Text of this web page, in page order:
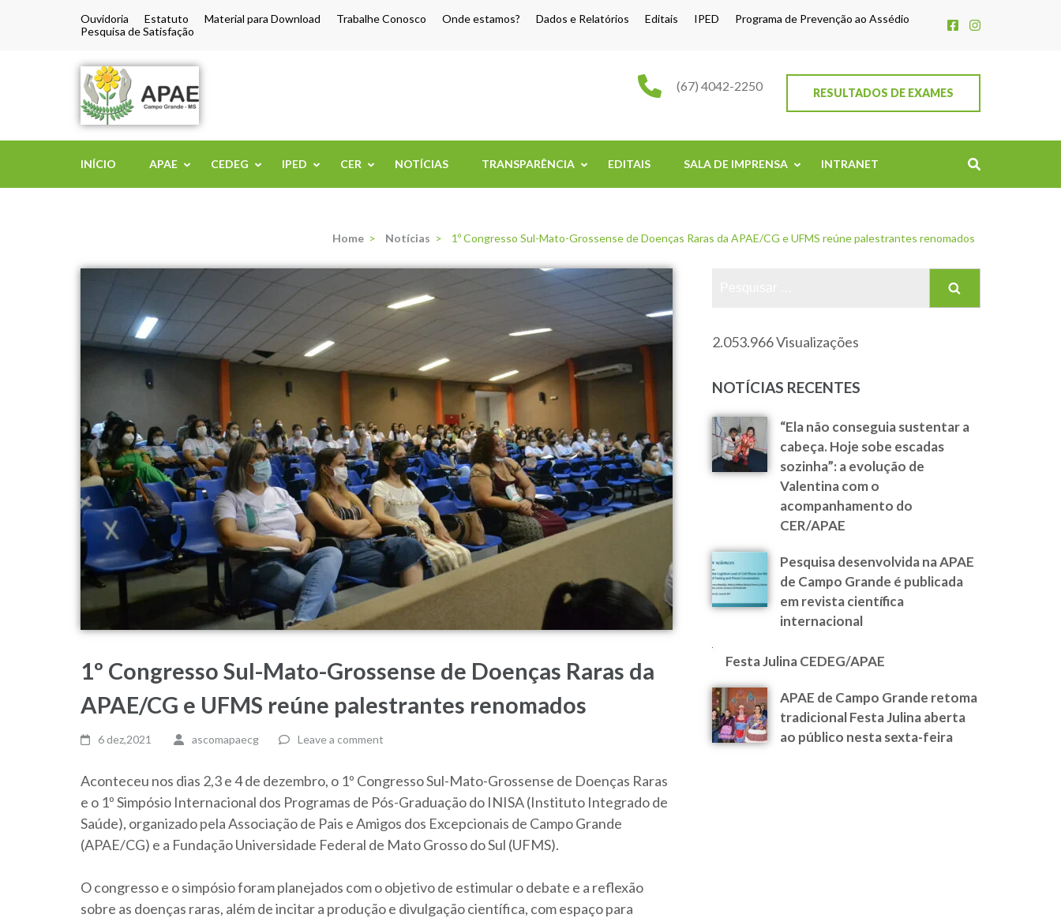
Ouvidoria Estatuto Material para Download Trabalhe Conosco Onde estamos? Dados e Relatórios Editais IPED
Programa de Prevenção ao Assédio
Pesquisa de Satisfação
RESULTADOS DE EXAMES
(67) 4042-2250
INÍCIO APAE CEDEG IPED CER NOTÍCIAS TRANSPARÊNCIA EDITAIS SALA DE IMPRENSA INTRANET
Home > Notícias > 1º Congresso Sul-Mato-Grossense de Doenças Raras da APAE/CG e UFMS reúne palestrantes renomados
1º Congresso Sul-Mato-Grossense de Doenças Raras da
APAE/CG e UFMS reúne palestrantes renomados
6 dez,2021 ascomapaecg Leave a comment
Aconteceu nos dias 2,3 e 4 de dezembro, o 1º Congresso Sul-Mato-Grossense de Doenças Raras
e o 1º Simpósio Internacional dos Programas de Pós-Graduação do INISA (Instituto Integrado de
Saúde), organizado pela Associação de Pais e Amigos dos Excepcionais de Campo Grande
(APAE/CG) e a Fundação Universidade Federal de Mato Grosso do Sul (UFMS).
O congresso e o simpósio foram planejados com o objetivo de estimular o debate e a reflexão
sobre as doenças raras, além de incitar a produção e divulgação científica, com espaço para
2.053.966 Visualizações
NOTÍCIAS RECENTES
“Ela não conseguia sustentar a
cabeça. Hoje sobe escadas
sozinha”: a evolução de
Valentina com o
acompanhamento do
CER/APAE
Pesquisa desenvolvida na APAE
de Campo Grande é publicada
em revista científica
internacional
Festa Julina CEDEG/APAE
APAE de Campo Grande retoma
tradicional Festa Julina aberta
ao público nesta sexta-feira